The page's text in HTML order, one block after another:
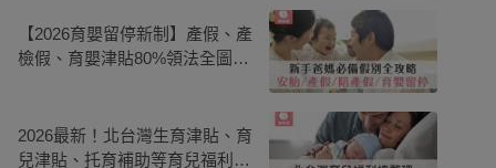
【2026育嬰留停新制】產假、產
檢假、育嬰津貼80%領法全圖
2026最新！北台灣生育津貼、育
兒津貼、托育補助等育兒福利總